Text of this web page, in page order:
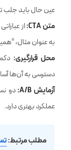
عین حال باید جلب
متن CTA:
از
به عنوان مثال،
محل قرارگیری:
دسترسی به آن‌ها
آزمایش A/B:
عملکرد بهتری دارد.
مطلب مرتبط: